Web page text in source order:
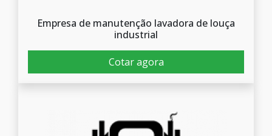
Empresa de manutenção lavadora de louça
industrial
Cotar agora